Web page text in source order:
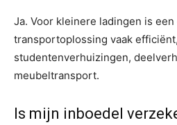
Ja. Voor kleinere ladingen is een
transportoplossing vaak
studentenverhuizingen,
meubeltransport.
Is mijn inboedel